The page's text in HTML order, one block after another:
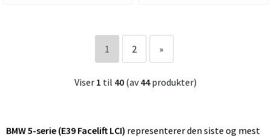
1 2 »
Viser 1 til 40 (av44produkter)
BMW 5-serie (E39 Facelift LCI) representerer den siste og mest